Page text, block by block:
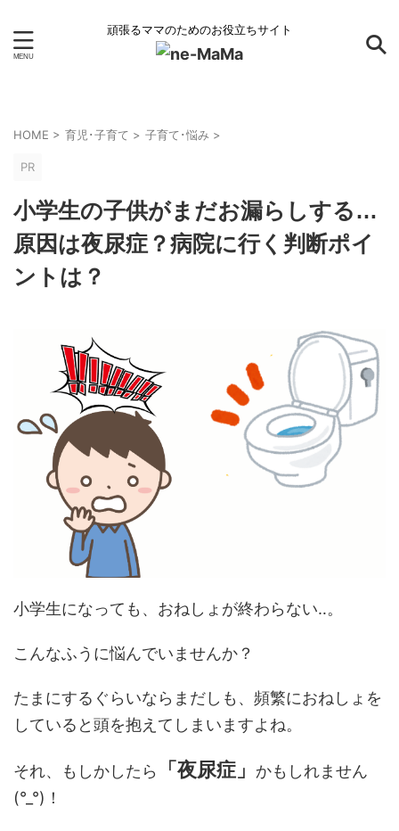
頑張るママのためのお役立ちサイト
HOME > 育児･子育て > 子育て･悩み >
PR
小学生の子供がまだお漏らしする…
原因は夜尿症？病院に行く判断ポイ
ントは？
小学生になっても、おねしょが終わらない‥。
こんなふうに悩んでいませんか？
たまにするぐらいならまだしも、頻繁におねしょを
していると頭を抱えてしまいますよね。
それ、もしかしたら 「夜尿症」
かもしれません
(°_°)！